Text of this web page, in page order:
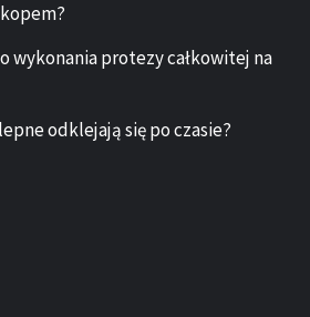
wykonania protezy całkowitej na
odklejają się po czasie?